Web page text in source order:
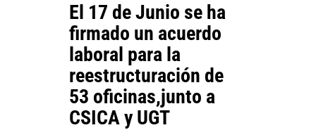
El 17 de Junio se ha
firmado un acuerdo
laboral para la
reestructuración de
53 oficinas,junto a
CSICA y UGT